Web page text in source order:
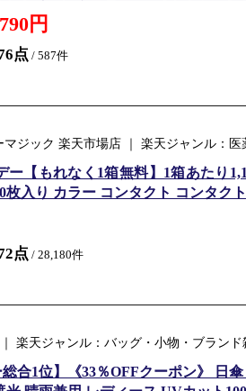
円
点 / 587件
マジック 楽天市場店 ｜ 楽天ジャンル：
ー【もれなく1箱無料】1箱あたり
枚入り カラー コンタクト コンタク
点 / 28,180件
｜ 楽天ジャンル：バッグ・小物・ブランド
総合1位】《33％OFFクーポン》 日